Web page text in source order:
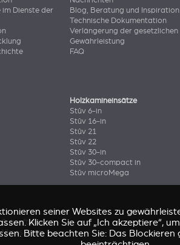
im Dienste der
Blog, Beratung und Inspiration
Technische Dokumentation
Verlängerung der gesetzlichen
Gewährleistung
FAQ
Holzkamineinsätze
Stûv 6-in
Stûv 16-in
Stûv 21
Stûv 22
Stûv 30-in
Stûv 30-compact in
Stûv microMega
Zukunft(Stûv 22)
(sP10)
seiner Websites zu
Klicken Sie auf „Ich akzeptiere“,
Bitte beachten Sie: Das